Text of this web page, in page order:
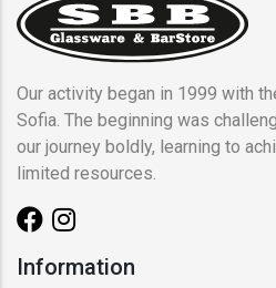
Our activity began in 1999 with
Sofia. The beginning was
our journey boldly, learning to
limited resources.
Information